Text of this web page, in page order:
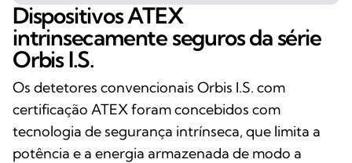
Dispositivos ATEX
intrinsecamente seguros da série
Orbis I.S.
Os detetores convencionais Orbis I.S. com
certificação ATEX foram concebidos com
tecnologia de segurança intrínseca, que limita a
potência e a energia armazenada de modo a